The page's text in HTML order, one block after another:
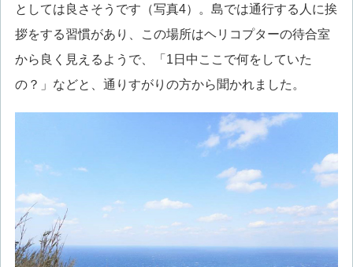
としては良さそうです（写真4）。島では通行する人に挨
拶をする習慣があり、この場所はヘリコプターの待合室
から良く見えるようで、「1日中ここで何をしていた
の？」などと、通りすがりの方から聞かれました。